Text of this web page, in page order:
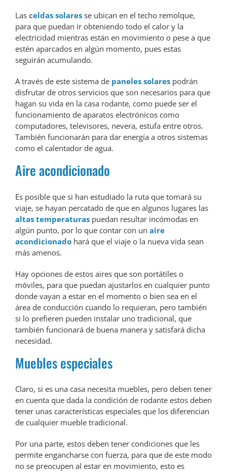
Las celdas solares se ubican en el techo remolque,
para que puedan ir obteniendo todo el calor y la
electricidad mientras están en movimiento o pese a que
estén aparcados en algún momento, pues estas
seguirán acumulando.
A través de este sistema de paneles solares podrán
disfrutar de otros servicios que son necesarios para que
hagan su vida en la casa rodante, como puede ser el
funcionamiento de aparatos electrónicos como
computadores, televisores, nevera, estufa entre otros.
También funcionarán para dar energía a otros sistemas
como el calentador de agua.
Aire acondicionado
Es posible que si han estudiado la ruta que tomará su
viaje, se hayan percatado de que en algunos lugares las
altas temperaturas puedan resultar incómodas en
algún punto, por lo que contar con un aire
acondicionado hará que el viaje o la nueva vida sean
más amenos.
Hay opciones de estos aires que son portátiles o
móviles, para que puedan ajustarlos en cualquier punto
donde vayan a estar en el momento o bien sea en el
área de conducción cuando lo requieran, pero también
si lo prefieren pueden instalar uno tradicional, que
también funcionará de buena manera y satisfará dicha
necesidad.
Muebles especiales
Claro, si es una casa necesita muebles, pero deben tener
en cuenta que dada la condición de rodante estos deben
tener unas características especiales que los diferencian
de cualquier mueble tradicional.
Por una parte, estos deben tener condiciones que les
permite engancharse con fuerza, para que de este modo
no se preocupen al estar en movimiento, esto es